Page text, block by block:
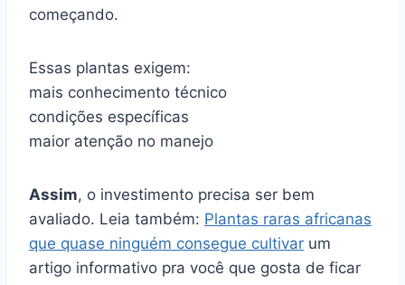
começando.
Essas plantas exigem:
mais conhecimento técnico
condições específicas
maior atenção no manejo
Assim, o investimento precisa ser bem
avaliado. Leia também: Plantas raras africanas
que quase ninguém consegue cultivar um
artigo informativo pra você que gosta de ficar